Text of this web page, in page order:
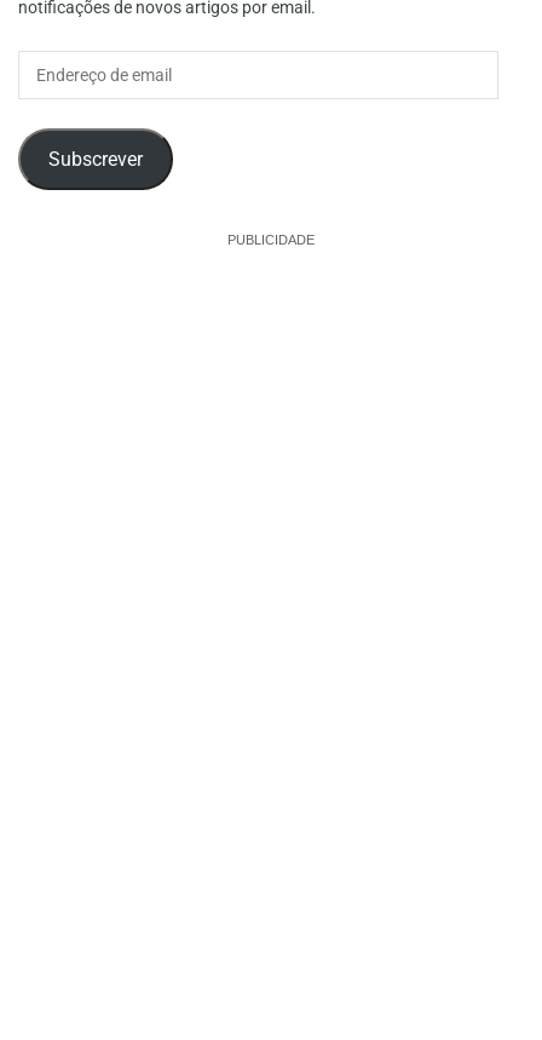
notificações de novos artigos por email.
Subscrever
PUBLICIDADE